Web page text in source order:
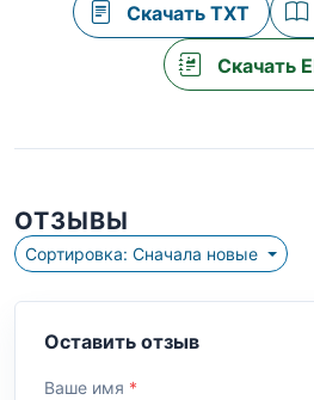
Скачать TXT
Скачать
ОТЗЫВЫ
Сортировка: Сначала новые
Оставить отзыв
Ваше имя *